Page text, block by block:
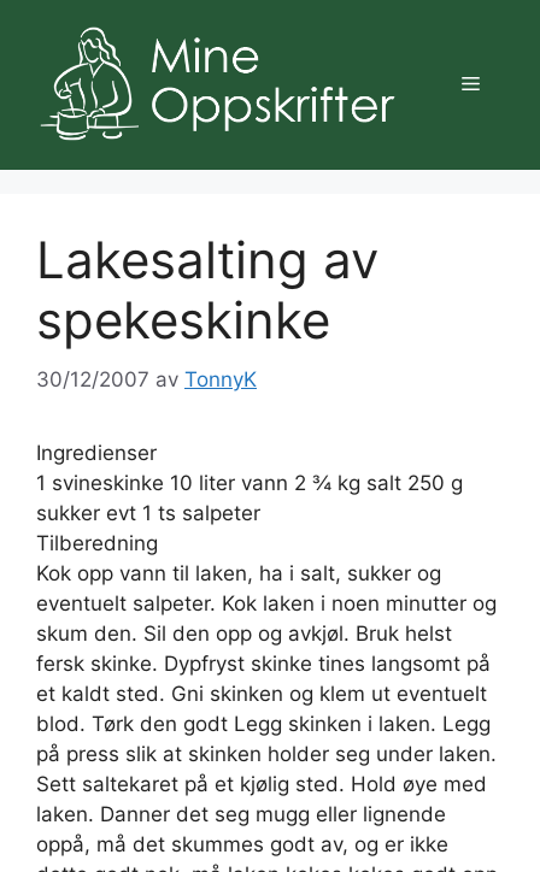
innhold
Meny
Lakesalting av
spekeskinke
30/12/2007 av TonnyK
Ingredienser
1 svineskinke 10 liter vann 2 ¾ kg salt 250 g
sukker evt 1 ts salpeter
Tilberedning
Kok opp vann til laken, ha i salt, sukker og
eventuelt salpeter. Kok laken i noen minutter og
skum den. Sil den opp og avkjøl. Bruk helst
fersk skinke. Dypfryst skinke tines langsomt på
et kaldt sted. Gni skinken og klem ut eventuelt
blod. Tørk den godt Legg skinken i laken. Legg
på press slik at skinken holder seg under laken.
Sett saltekaret på et kjølig sted. Hold øye med
laken. Danner det seg mugg eller lignende
oppå, må det skummes godt av, og er ikke